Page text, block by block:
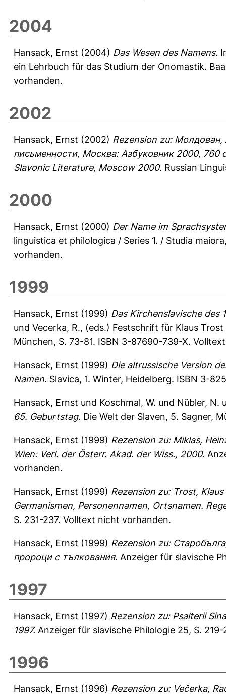
2004
Hansack, Ernst (2004) Das Wesen des Namens.
ein Lehrbuch für das Studium der Onomastik.
vorhanden.
2002
Hansack, Ernst (2002) Rezension zu:
письменности, Москва: Азбуковник 2000, 760
Slavonic Literature, Moscow 2000. Russian
2000
Hansack, Ernst (2000) Der Name im
linguistica et philologica / Series 1. / Studia
vorhanden.
1999
Hansack, Ernst (1999) Das Kirchenslavische des
und Vecerka, R., (eds.) Festschrift für Klaus
München, S. 73-81. ISBN 3-87690-739-X.
Hansack, Ernst (1999) Die altrussische Version
Namen. Slavica, 1. Winter, Heidelberg. ISBN 3-
Hansack, Ernst und Koschmal, W. und Nübler, N.
65. Geburtstag. Die Welt der Slaven, 5. Sagner,
Hansack, Ernst (1999) Rezension zu: Miklas,
Wien: Verl. der Österr. Akad. der Wiss., 2000.
vorhanden.
Hansack, Ernst (1999) Rezension zu: Trost,
Germanismen, Personennamen, Ortsnamen.
S. 231-237. Volltext nicht vorhanden.
Hansack, Ernst (1999) Rezension zu:
пророци с тълкования. Anzeiger für slavische
1997
Hansack, Ernst (1997) Rezension zu: Psalterii
1997. Anzeiger für slavische Philologie 25, S.
1996
Hansack, Ernst (1996) Rezension zu: Večerka,